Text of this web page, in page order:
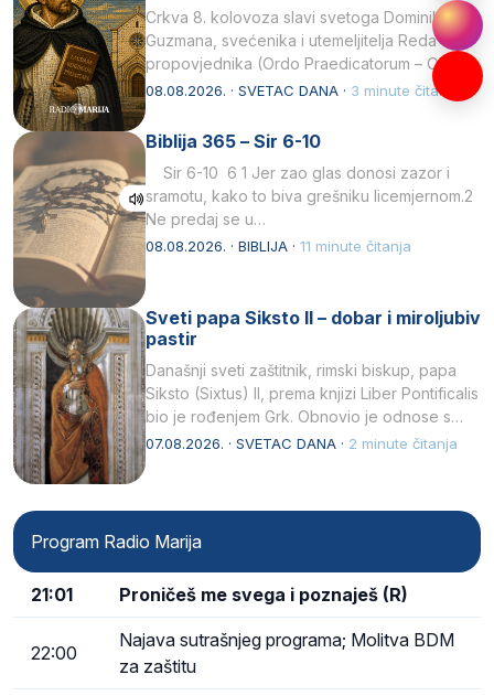
Crkva 8. kolovoza slavi svetoga Dominika
Guzmana, svećenika i utemeljitelja Reda
propovjednika (Ordo Praedicatorum – OP).
Svojim životom, dubokom ljubavlju prema
08.08.2026. · SVETAC DANA · 3 minute čitanja
Biblija 365 – Sir 6-10
Sir 6-10 6 1 Jer zao glas donosi zazor i
sramotu, kako to biva grešniku licemjernom.2
Ne predaj se u…
08.08.2026. · BIBLIJA · 11 minute čitanja
Sveti papa Siksto II – dobar i miroljubiv
pastir
Današnji sveti zaštitnik, rimski biskup, papa
Siksto (Sixtus) II, prema knjizi Liber Pontificalis
bio je rođenjem Grk. Obnovio je odnose s
afričkim…
07.08.2026. · SVETAC DANA · 2 minute čitanja
Program Radio Marija
21:01 Proničeš me svega i poznaješ (R)
22:00
Najava sutrašnjeg programa; Molitva BDM
za zaštitu